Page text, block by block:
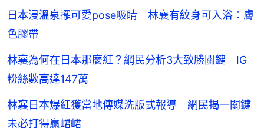
日本浸溫泉擺可愛pose吸睛 林襄有紋身可入浴：膚
色膠帶
林襄為何在日本那麼紅？網民分析3大致勝關鍵 IG
粉絲數高達147萬
林襄日本爆紅獲當地傳媒洗版式報導 網民揭一關鍵
未必打得贏峮峮